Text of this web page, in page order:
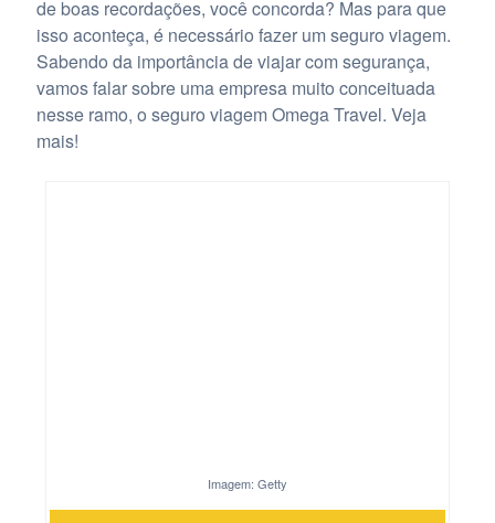
de boas recordações, você concorda? Mas para que
isso aconteça, é necessário fazer um seguro viagem.
Sabendo da importância de viajar com segurança,
vamos falar sobre uma empresa muito conceituada
nesse ramo, o seguro viagem Omega Travel. Veja
mais!
Imagem: Getty